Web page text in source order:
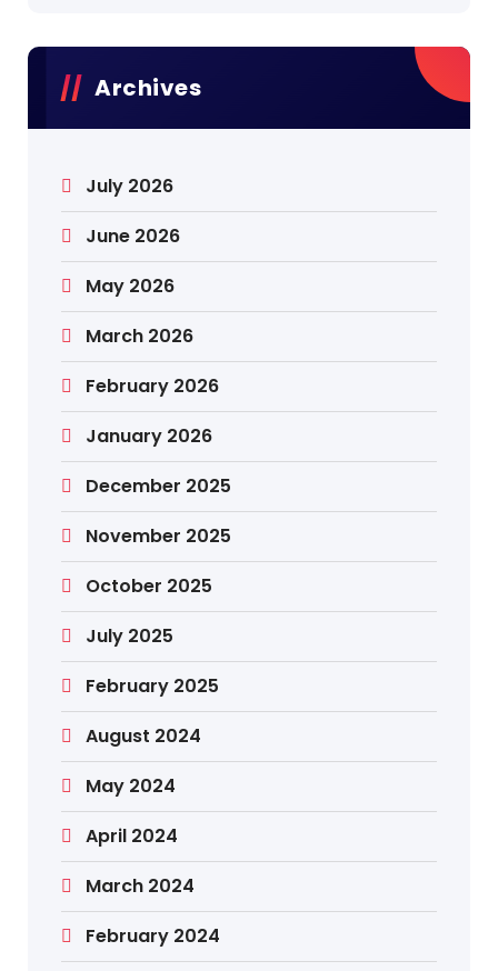
Archives
July 2026
June 2026
May 2026
March 2026
February 2026
January 2026
December 2025
November 2025
October 2025
July 2025
February 2025
August 2024
May 2024
April 2024
March 2024
February 2024